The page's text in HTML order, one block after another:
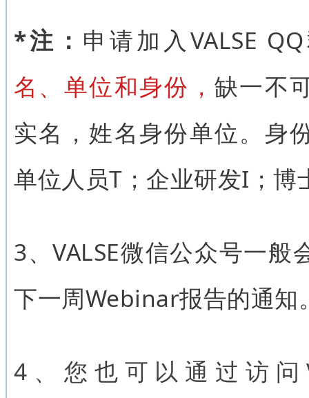
*注： 申请加入VALSE
名、单位和身份 ，缺一不
实名，姓名身份单位。身
单位人员T；企业研发I；博
3、VALSE微信公众号一般
下一周Webinar报告的通知
4、 您也可以通过访问